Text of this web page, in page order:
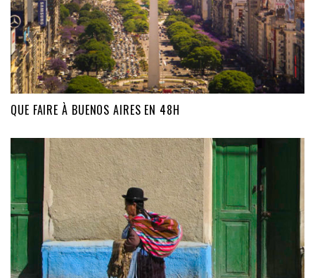
QUE FAIRE À BUENOS AIRES EN 48H